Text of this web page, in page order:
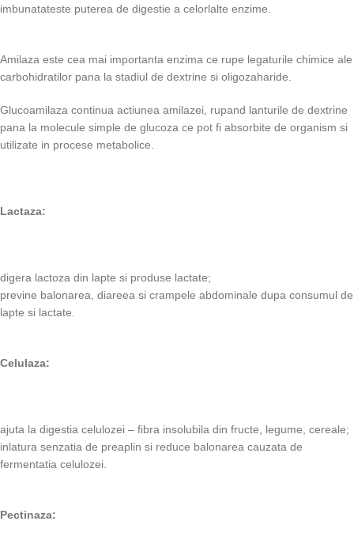
imbunatateste puterea de digestie a celorlalte enzime.
Amilaza este cea mai importanta enzima ce rupe legaturile chimice ale
carbohidratilor pana la stadiul de dextrine si oligozaharide.
Glucoamilaza continua actiunea amilazei, rupand lanturile de dextrine
pana la molecule simple de glucoza ce pot fi absorbite de organism si
utilizate in procese metabolice.
Lactaza:
digera lactoza din lapte si produse lactate;
previne balonarea, diareea si crampele abdominale dupa consumul de
lapte si lactate.
Celulaza:
ajuta la digestia celulozei – fibra insolubila din fructe, legume, cereale;
inlatura senzatia de preaplin si reduce balonarea cauzata de
fermentatia celulozei.
Pectinaza: